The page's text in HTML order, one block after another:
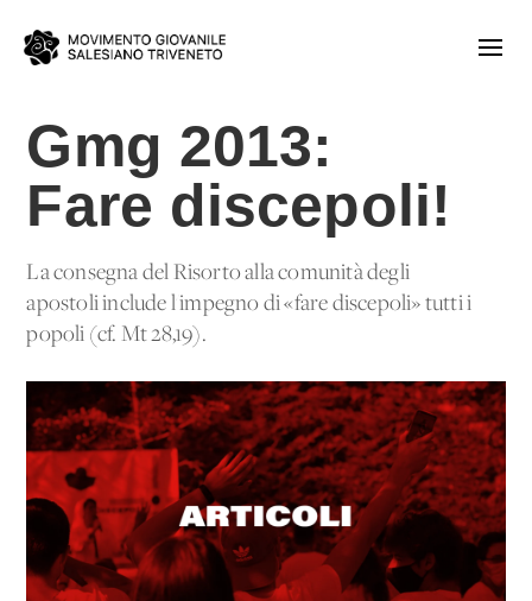
Gmg 2013:
Fare discepoli!
La consegna del Risorto alla comunità degli
apostoli include l'impegno di «fare discepoli» tutti i
popoli (cf. Mt 28,19).